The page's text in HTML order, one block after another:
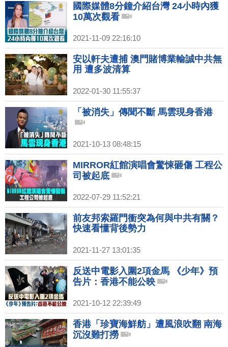
國際媒體8分鐘介紹台灣 24小時內獲
10萬次觀看
2021-11-09 22:16:10
安以軒夫遭捕 澳門賭博業輸誠中共無
用 遭多波清算
2022-01-30 11:55:37
「被消失」傳聞不斷 馬雲現身香港
2021-10-13 08:48:15
MIRROR紅館演唱會驚悚砸傷 工程公
司被起底
2022-07-29 11:52:21
前友邦索羅門衝突為何與中共有關？
快速看懂背後勢力
2021-11-27 13:01:35
反送中電影入圍2項金馬 《少年》預
告片：香港不能公映
2021-10-12 22:39:49
香港「珍寶海鮮舫」遭風浪吹翻 南海
沉沒難打撈